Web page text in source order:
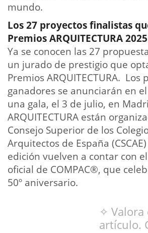
mundo.
Los 27 proyectos finalistas
Premios ARQUITECTURA 2025
Ya se conocen las 27
un jurado de prestigio que
Premios ARQUITECTURA. Los
ganadores se anunciarán en
una gala, el 3 de julio, en
ARQUITECTURA están
Consejo Superior de los
Arquitectos de España
edición vuelven a contar con
oficial de COMPAC®, que
50º aniversario.
✧ Valora
artículo.